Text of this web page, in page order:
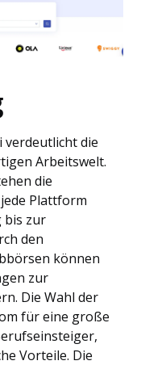
verdeutlicht die
Arbeitswelt.
die
Plattform
bis zur
den
können
zur
Die Wahl der
für eine große
Vorteile. Die